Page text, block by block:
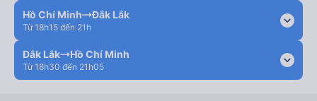
Hồ Chí Minh Đắk Lắk
Từ 18h15 đến 21h expand_more
Đắk Lắk Hồ Chí Minh
Từ 18h30 đến 21h05 expand_more